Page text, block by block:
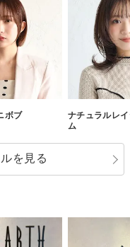
ボブ
ナチュラルレ
ム
を見る